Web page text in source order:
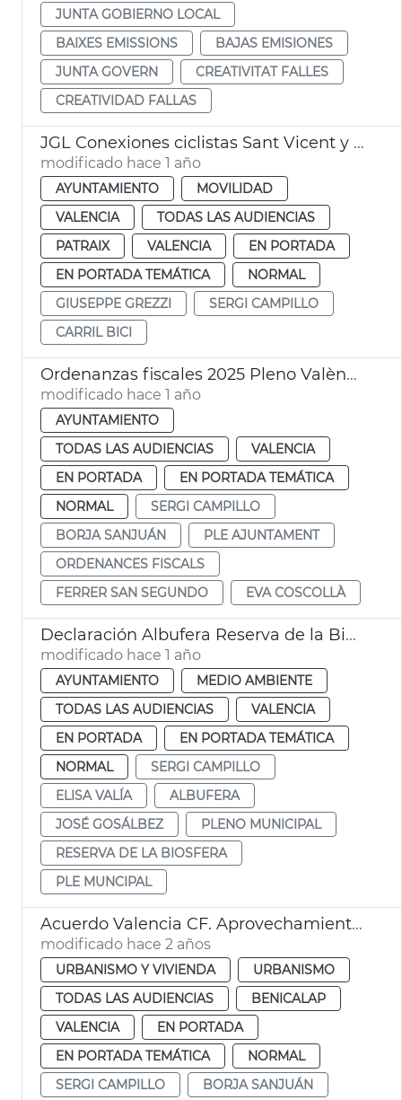
JUNTA GOBIERNO LOCAL
BAIXES EMISSIONS
BAJAS EMISIONES
JUNTA GOVERN
CREATIVITAT FALLES
CREATIVIDAD FALLAS
JGL Conexiones ciclistas Sant Vicent y Avinguda del Cid
modificado hace 1 año
AYUNTAMIENTO
MOVILIDAD
VALENCIA
TODAS LAS AUDIENCIAS
PATRAIX
VALENCIA
EN PORTADA
EN PORTADA TEMÁTICA
NORMAL
GIUSEPPE GREZZI
SERGI CAMPILLO
CARRIL BICI
Ordenanzas fiscales 2025 Pleno València
modificado hace 1 año
AYUNTAMIENTO
TODAS LAS AUDIENCIAS
VALENCIA
EN PORTADA
EN PORTADA TEMÁTICA
NORMAL
SERGI CAMPILLO
BORJA SANJUÁN
PLE AJUNTAMENT
ORDENANCES FISCALS
FERRER SAN SEGUNDO
EVA COSCOLLÀ
Declaración Albufera Reserva de la Biosfera Unesco
modificado hace 1 año
AYUNTAMIENTO
MEDIO AMBIENTE
TODAS LAS AUDIENCIAS
VALENCIA
EN PORTADA
EN PORTADA TEMÁTICA
NORMAL
SERGI CAMPILLO
ELISA VALÍA
ALBUFERA
JOSÉ GOSÁLBEZ
PLENO MUNICIPAL
RESERVA DE LA BIOSFERA
PLE MUNCIPAL
Acuerdo Valencia CF. Aprovechamiento urbanístico
modificado hace 2 años
URBANISMO Y VIVIENDA
URBANISMO
TODAS LAS AUDIENCIAS
BENICALAP
VALENCIA
EN PORTADA
EN PORTADA TEMÁTICA
NORMAL
SERGI CAMPILLO
BORJA SANJUÁN